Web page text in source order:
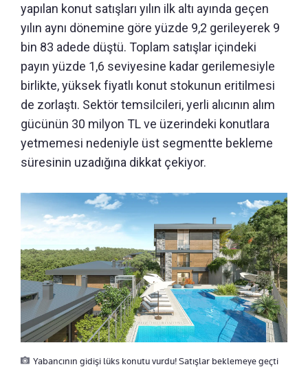
yapılan konut satışları yılın ilk altı ayında geçen
yılın aynı dönemine göre yüzde 9,2 gerileyerek 9
bin 83 adede düştü. Toplam satışlar içindeki
payın yüzde 1,6 seviyesine kadar gerilemesiyle
birlikte, yüksek fiyatlı konut stokunun eritilmesi
de zorlaştı. Sektör temsilcileri, yerli alıcının alım
gücünün 30 milyon TL ve üzerindeki konutlara
yetmemesi nedeniyle üst segmentte bekleme
süresinin uzadığına dikkat çekiyor.
Yabancının gidişi lüks konutu vurdu! Satışlar beklemeye geçti